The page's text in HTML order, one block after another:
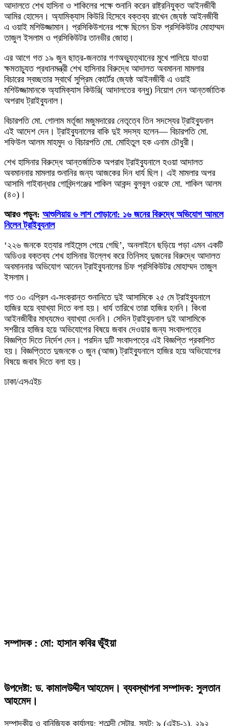
আদালতে শেখ হাসিনা ও শাকিলের পক্ষে শুনানি করেন রাষ্ট্রনিযুক্ত আইনজীবী
আমির হোসেন। অ্যামিক্যাস কিউরি হিসেবে বক্তব্য রাখেন জ্যেষ্ঠ আইনজীবী
এ ওয়াই মশিউজ্জামান। প্রসিকিউশনের পক্ষে ছিলেন চিফ প্রসিকিউটর মোহাম্মদ
তাজুল ইসলাম ও প্রসিকিউটর তানভীর জোহা।
এর আগে গত ১৯ জুন ছাত্র-জনতার গণঅভ্যুত্থানের মুখে পালিয়ে যাওয়া
ক্ষমতাচ্যুত প্রধানমন্ত্রী শেখ হাসিনার বিরুদ্ধে আদালত অবমাননা মামলার
বিচারের স্বচ্ছতার স্বার্থে সুপ্রিম কোর্টের জ্যেষ্ঠ আইনজীবী এ ওয়াই
মশিউজ্জামানকে অ্যামিক্যাস কিউরি( আদালতের বন্ধু) নিয়োগ দেন আন্তর্জাতিক
অপরাধ ট্রাইব্যুনাল।
বিচারপতি মো. গোলাম মর্তূজা মজুমদারের নেতৃত্বে তিন সদস্যের ট্রাইব্যুনাল
এই আদেশ দেন। ট্রাইব্যুনালের বাকি দুই সদস্য হলেন— বিচারপতি মো.
শফিউল আলম মাহমুদ ও বিচারপতি মো. মোহিতুল হক এনাম চৌধুরী।
শেখ হাসিনার বিরুদ্ধে আন্তর্জাতিক অপরাধ ট্রাইব্যুনালে হওয়া আদালত
অবমাননার মামলার শুনানির জন্য আজকের দিন ধার্য ছিল। এই মামলার অপর
আসামি গাইবান্ধার গোবিন্দগঞ্জের শাকিল আকন্দ বুলবুল ওরফে মো. শাকিল আলম
(৪০)।
আরও পড়ুন: আশুলিয়ায় ৬ লাশ পোড়ানো: ১৬ জনের বিরুদ্ধে অভিযোগ আমলে
নিলেন ট্রাইব্যুনাল
‘২২৬ জনকে হত্যার লাইসেন্স পেয়ে গেছি’, অনলাইনে ছড়িয়ে পড়া এমন একটি
অডিওর বক্তব্য শেখ হাসিনার উল্লেখ করে তিনিসহ দুজনের বিরুদ্ধে আদালত
অবমাননার অভিযোগ আনেন ট্রাইব্যুনালের চিফ প্রসিকিউটর মোহাম্মদ তাজুল
ইসলাম।
গত ৩০ এপ্রিল এ-সংক্রান্ত শুনানিতে দুই আসামিকে ২৫ মে ট্রাইব্যুনালে
হাজির হয়ে ব্যাখ্যা দিতে বলা হয়। ধার্য তারিখে তারা হাজির হননি। কিংবা
আইনজীবীর মাধ্যমেও ব্যাখ্যা দেননি। সেদিন ট্রাইব্যুনাল দুই আসামিকে
সশরীরে হাজির হয়ে অভিযোগের বিষয়ে জবাব দেওয়ার জন্য সংবাদপত্রে
বিজ্ঞপ্তি দিতে নির্দেশ দেন। পরদিন দুটি সংবাদপত্রে এই বিজ্ঞপ্তি প্রকাশিত
হয়। বিজ্ঞপ্তিতে দুজনকে ৩ জুন (আজ) ট্রাইব্যুনালে হাজির হয়ে অভিযোগের
বিষয়ে জবাব দিতে বলা হয়।
ঢাকা/এসএইচ
সম্পাদক : মো: হাসান কবির ভূঁইয়া
উপদেষ্টা: ড. কামালউদ্দীন আহমেদ। ব্যবস্থাপনা সম্পাদক: সুলতান
আহমেদ।
সম্পাদকীয় ও বানিজ্যিক কার্যালয়: শতাব্দী সেন্টার, স্যূট: ৯ (এইচ-১), ২৯২